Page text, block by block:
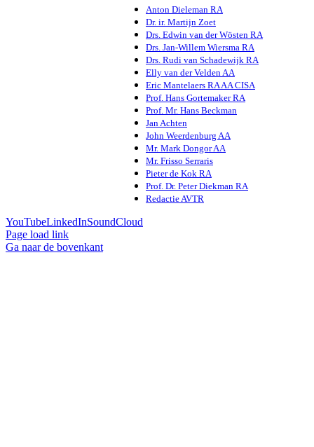
Anton Dieleman RA
Dr. ir. Martijn Zoet
Drs. Edwin van der Wösten RA
Drs. Jan-Willem Wiersma RA
Drs. Rudi van Schadewijk RA
Elly van der Velden AA
Eric Mantelaers RA AA CISA
Prof. Hans Gortemaker RA
Prof. Mr. Hans Beckman
Jan Achten
John Weerdenburg AA
Mr. Mark Dongor AA
Mr. Frisso Serraris
Pieter de Kok RA
Prof. Dr. Peter Diekman RA
Redactie AVTR
YouTubeLinkedInSoundCloud
Page load link
Ga naar de bovenkant